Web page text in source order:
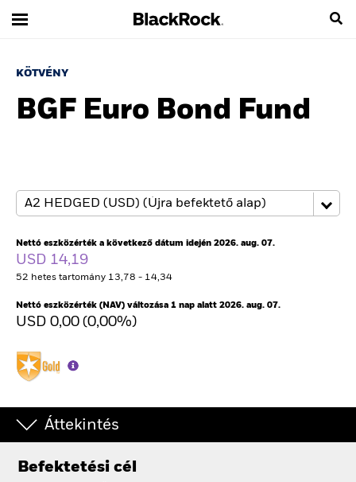
KÖTVÉNY
BGF Euro Bond Fund
Nettó eszközérték a következő dátum idején 2026. aug. 07.
USD 14,19
52 hetes tartomány 13,78 - 14,34
Nettó eszközérték (NAV) változása 1 nap alatt 2026. aug. 07.
USD 0,00 (0,00%)
Áttekintés
Befektetési cél